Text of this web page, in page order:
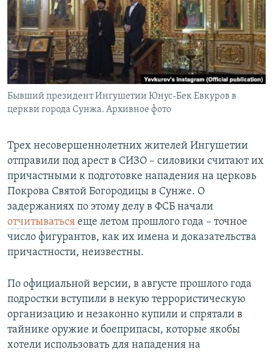
ПОДПИШИТЕСЬ НА РАССЫЛКУ
СОЦИАЛЬНЫЕ СЕТИ
Бывший президент Ингушетии Юнус-Бек Евкуров в
церкви города Сунжа. Архивное фото
Трех несовершеннолетних жителей Ингушетии
отправили под арест в СИЗО – силовики считают их
причастными к подготовке нападения на церковь
Покрова Святой Богородицы в Сунже. О
задержаниях по этому делу в ФСБ начали
отчитываться еще летом прошлого года – точное
число фигурантов, как их имена и доказательства
причастности, неизвестны.
По официальной версии, в августе прошлого года
подростки вступили в некую террористическую
организацию и незаконно купили и спрятали в
тайнике оружие и боеприпасы, которые якобы
хотели использовать для нападения на